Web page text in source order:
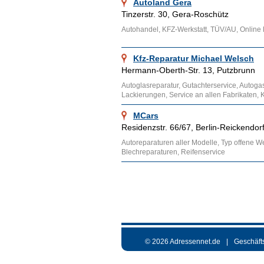
Autoland Gera
Tinzerstr. 30, Gera-Roschütz
Autohandel, KFZ-Werkstatt, TÜV/AU, Online
Kfz-Reparatur Michael Welsch
Hermann-Oberth-Str. 13, Putzbrunn
Autoglasreparatur, Gutachterservice,
Lackierungen, Service an allen Fabrikaten,
MCars
Residenzstr. 66/67, Berlin-Reickendorf
Autoreparaturen aller Modelle, Typ offene
Blechreparaturen, Reifenservice
© 2026 Adressennet.de